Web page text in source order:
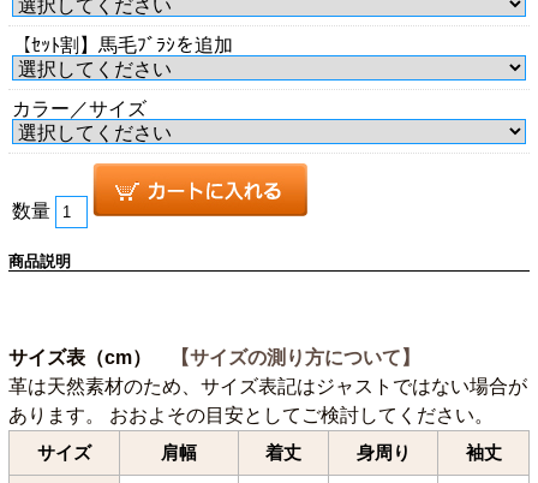
【ｾｯﾄ割】馬毛ﾌﾞﾗｼを追加
カラー／サイズ
数量
商品説明
サイズ表（cm）
【サイズの測り方について】
革は天然素材のため、サイズ表記はジャストではない場合が
あります。 おおよその目安としてご検討してください。
サイズ 肩幅 着丈 身周り 袖丈